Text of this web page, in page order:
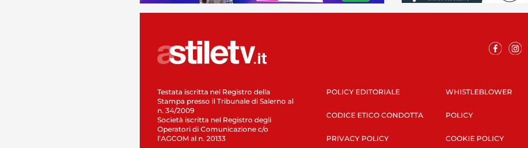
Testata iscritta nel Registro della
Stampa presso il Tribunale di Salerno al
n. 34/2009
Società iscritta nel Registro degli
Operatori di Comunicazione c/o
l’AGCOM al n. 20133
POLICY EDITORIALE
CODICE ETICO CONDOTTA
PRIVACY POLICY
WHISTLEBLOWER
POLICY
COOKIE POLICY